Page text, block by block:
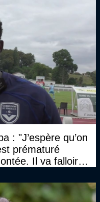
: "J’espère qu’on
prématuré
Il va falloir